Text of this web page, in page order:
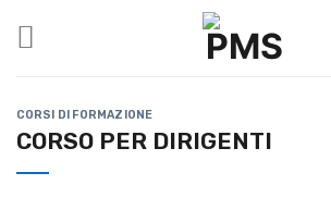
contenuti
CORSI DI FORMAZIONE
CORSO PER DIRIGENTI